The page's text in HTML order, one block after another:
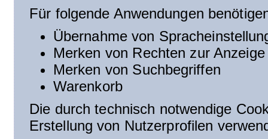
Für folgende Anwendungen
Übernahme von
Merken von Rechten zur
Merken von Suchbegriffen
Warenkorb
Die durch technisch notwendige
Erstellung von Nutzerprofilen